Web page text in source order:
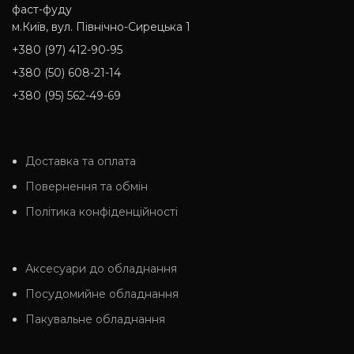
фаст-фуду
м.Київ, вул. Північно-Сирецька 1
+380 (97) 412-90-95
+380 (50) 608-21-14
+380 (95) 562-49-69
Доставка та оплата
Повернення та обмін
Політика конфіденційності
Аксесуари до обладнання
Посудомийне обладнання
Пакувальне обладнання